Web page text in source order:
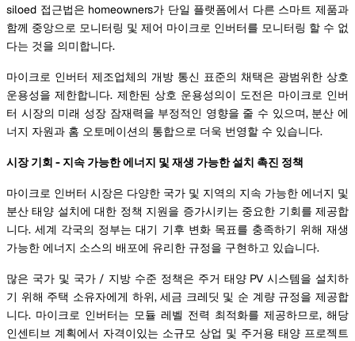
siloed 접근법은 homeowners가 단일 플랫폼에서 다른 스마트 제품과
함께 중앙으로 모니터링 및 제어 마이크로 인버터를 모니터링 할 수 없
다는 것을 의미합니다.
마이크로 인버터 제조업체의 개방 통신 표준의 채택은 광범위한 상호
운용성을 제한합니다. 제한된 상호 운용성의이 도전은 마이크로 인버
터 시장의 미래 성장 잠재력을 부정적인 영향을 줄 수 있으며, 분산 에
너지 자원과 홈 오토메이션의 통합으로 더욱 번영할 수 있습니다.
시장 기회 - 지속 가능한 에너지 및 재생 가능한 설치 촉진 정책
마이크로 인버터 시장은 다양한 국가 및 지역의 지속 가능한 에너지 및
분산 태양 설치에 대한 정책 지원을 증가시키는 중요한 기회를 제공합
니다. 세계 각국의 정부는 대기 기후 변화 목표를 충족하기 위해 재생
가능한 에너지 소스의 배포에 유리한 규정을 구현하고 있습니다.
많은 국가 및 국가 / 지방 수준 정책은 주거 태양 PV 시스템을 설치하
기 위해 주택 소유자에게 하위, 세금 크레딧 및 순 계량 규정을 제공합
니다. 마이크로 인버터는 모듈 레벨 전력 최적화를 제공하므로, 해당
인센티브 계획에서 자격이있는 소규모 상업 및 주거용 태양 프로젝트